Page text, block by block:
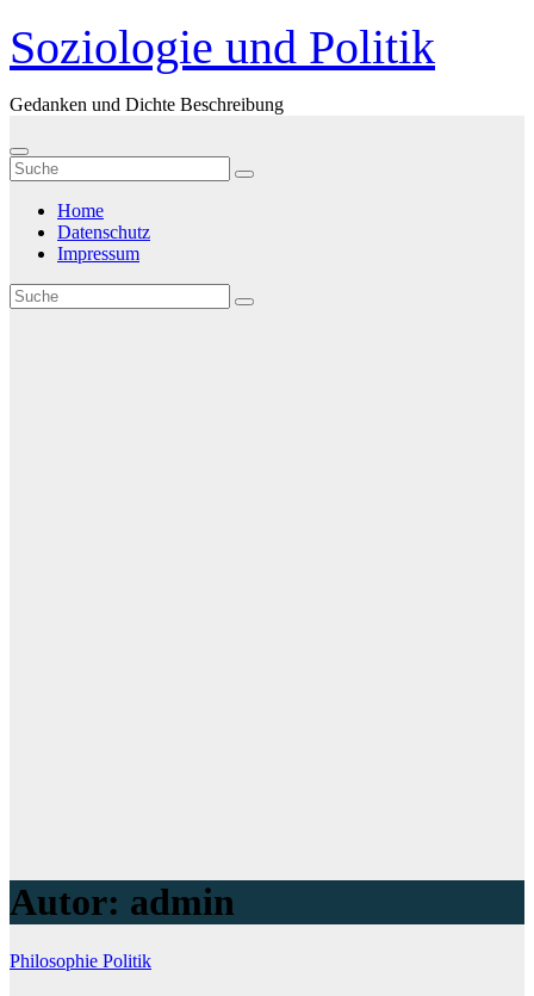
Zum
Inhalt
springen
Soziologie und Politik
Gedanken und Dichte Beschreibung
Home
Datenschutz
Impressum
Autor: admin
Philosophie Politik